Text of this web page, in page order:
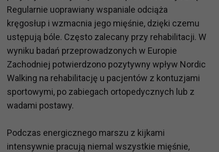
Regularnie uoprawiany wspaniale odciąża
kręgosłup i wzmacnia jego mięśnie, dzięki czemu
ustępują bóle. Często zalecany przy rehabilitacji. W
wyniku badań przeprowadzonych w Europie
Zachodniej potwierdzono pozytywny wpływ Nordic
Walking na rehabilitację u pacjentów z kontuzjami
sportowymi, po zabiegach ortopedycznych lub z
wadami postawy.
Podczas energicznego marszu z kijkami
intensywnie pracują niemal wszystkie mięśnie,